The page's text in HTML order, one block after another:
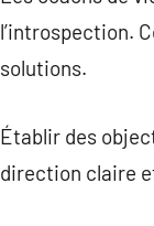
l’introspection.
solutions.
Établir des
direction claire